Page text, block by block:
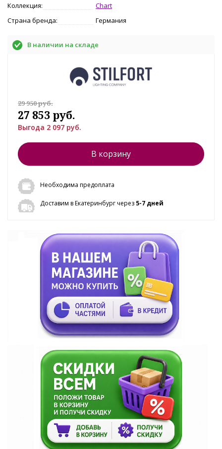
Коллекция:
Chart
Страна бренда:
Германия
В наличии на складе
29 950 руб.
27 853 руб.
Выгода 2 097 руб.
В корзину
Необходима предоплата
Доставим в Екатеринбург через 5-7 дней